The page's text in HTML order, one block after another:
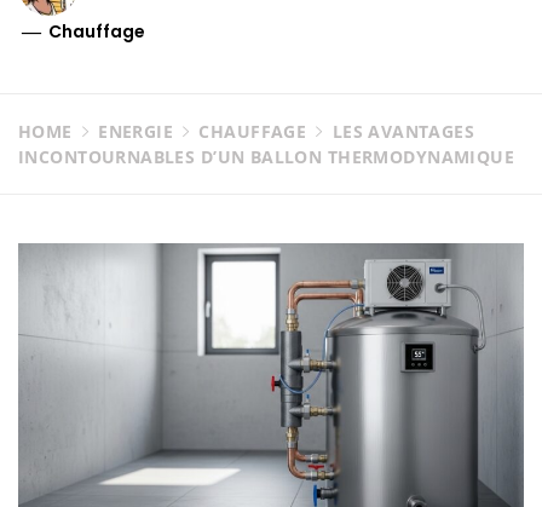
Chauffage
HOME ENERGIE CHAUFFAGE
LES AVANTAGES
INCONTOURNABLES D’UN BALLON THERMODYNAMIQUE